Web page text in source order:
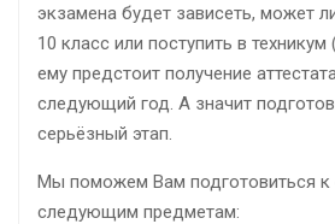
экзамена будет зависеть, может
10 класс или поступить в
ему предстоит получение
следующий год. А значит
серьёзный этап.
Мы поможем Вам подготовиться
следующим предметам: